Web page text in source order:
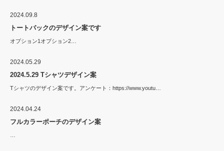
2024.09.8
トートバックのデザイン案です
オプション1オプション2…
2024.05.29
2024.5.29 Tシャツデザイン案
Tシャツのデザイン案です。アンケート：https://www.youtu…
2024.04.24
フルカラーポーチのデザイン案